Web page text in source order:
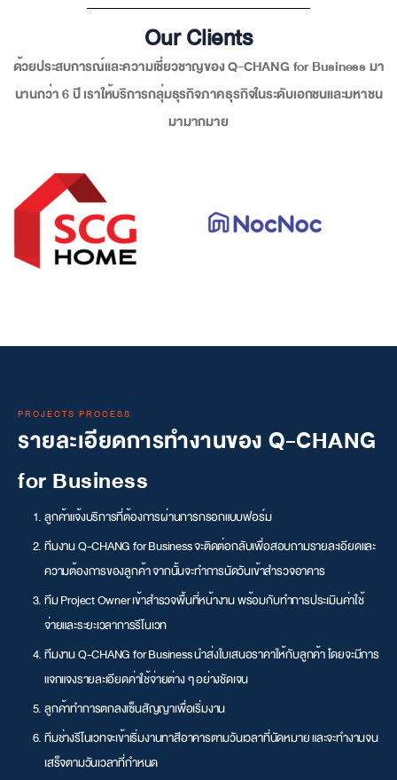
Our Clients
ด้วยประสบการณ์และความเชี่ยวชาญของ Q-CHANG for Business มา
นานกว่า 6 ปี เราให้บริการกลุ่มธุรกิจภาคธุรกิจในระดับเอกชนและมหาชน
มามากมาย
PROJECTS PROCESS
รายละเอียดการทำงานของ Q-CHANG
for Business
ลูกค้าแจ้งบริการที่ต้องการผ่านการกรอกแบบฟอร์ม
ทีมงาน Q-CHANG for Business จะติดต่อกลับเพื่อสอบถามรายละเอียดและ
ความต้องการของลูกค้า จากนั้นจะทำการนัดวันเข้าสำรวจอาคาร
ทีม Project Owner เข้าสำรวจพื้นที่หน้างาน พร้อมกับทำการประเมินค่าใช้
จ่ายและระยะเวลาการรีโนเวท
ทีมงาน Q-CHANG for Business นำส่งใบเสนอราคาให้กับลูกค้า โดยจะมีการ
แจกแจงรายละเอียดค่าใช้จ่ายต่าง ๆ อย่างชัดเจน
ลูกค้าทำการตกลงเซ็นสัญญาเพื่อเริ่มงาน
ทีมช่างรีโนเวทจะเข้าเริ่มงานทาสีอาคารตามวันเวลาที่นัดหมาย และจะทำงานจน
เสร็จตามวันเวลาที่กำหนด